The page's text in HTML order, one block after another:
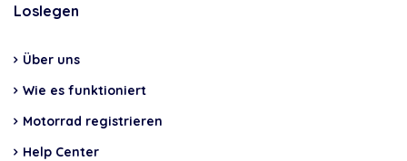
Loslegen
Über uns
Wie es funktioniert
Motorrad registrieren
Help Center